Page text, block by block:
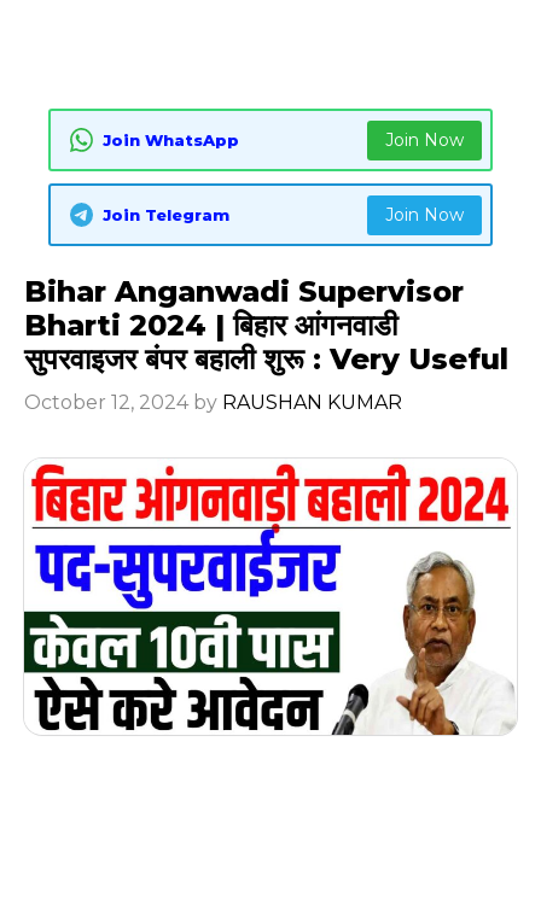
Join WhatsApp Join Now
Join Telegram Join Now
Bihar Anganwadi Supervisor
Bharti 2024 | बिहार आंगनवाडी
सुपरवाइजर बंपर बहाली शुरू : Very Useful
October 12, 2024 by RAUSHAN KUMAR